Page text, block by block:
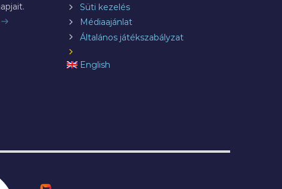
Süti kezelés
Médiaajánlat
Általános játékszabályzat
English